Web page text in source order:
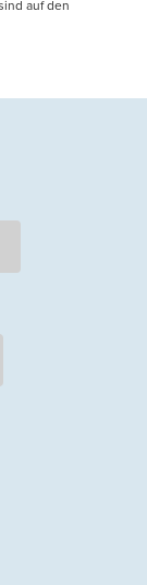
auf den